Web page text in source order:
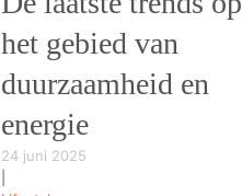
het gebied van
duurzaamheid en
energie
24 juni 2025